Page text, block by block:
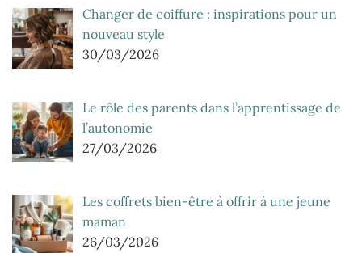
Changer de coiffure : inspirations pour un
nouveau style
30/03/2026
Le rôle des parents dans l’apprentissage de
l’autonomie
27/03/2026
Les coffrets bien-être à offrir à une jeune
maman
26/03/2026